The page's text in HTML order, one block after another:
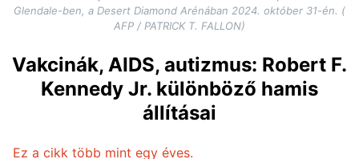
Glendale-ben, a Desert Diamond Arénában 2024. október 31-én. (
AFP / PATRICK T. FALLON)
Vakcinák, AIDS, autizmus: Robert F.
Kennedy Jr. különböző hamis
állításai
Ez a cikk több mint egy éves.